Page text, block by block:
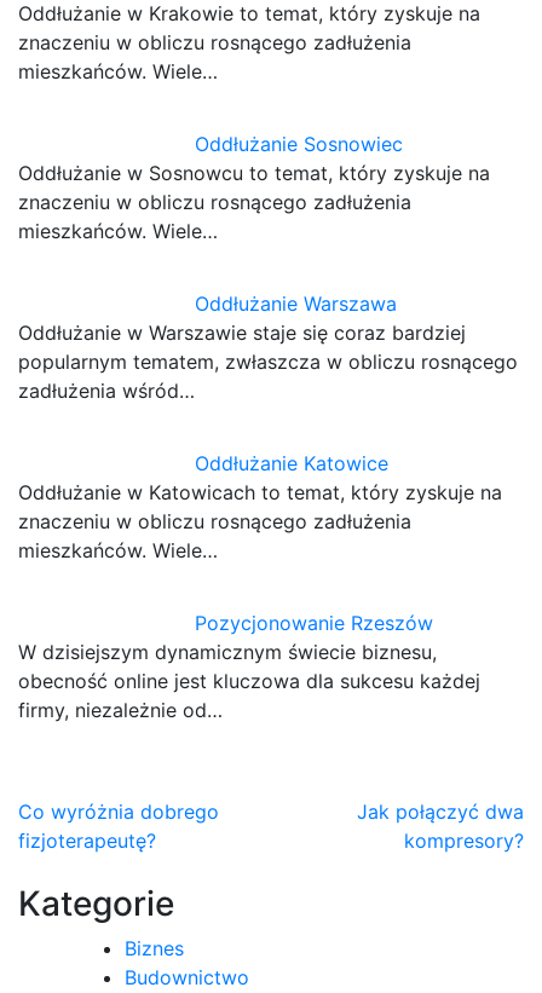
Oddłużanie w Krakowie to temat, który zyskuje na
znaczeniu w obliczu rosnącego zadłużenia
mieszkańców. Wiele…
Oddłużanie Sosnowiec
Oddłużanie w Sosnowcu to temat, który zyskuje na
znaczeniu w obliczu rosnącego zadłużenia
mieszkańców. Wiele…
Oddłużanie Warszawa
Oddłużanie w Warszawie staje się coraz bardziej
popularnym tematem, zwłaszcza w obliczu rosnącego
zadłużenia wśród…
Oddłużanie Katowice
Oddłużanie w Katowicach to temat, który zyskuje na
znaczeniu w obliczu rosnącego zadłużenia
mieszkańców. Wiele…
Pozycjonowanie Rzeszów
W dzisiejszym dynamicznym świecie biznesu,
obecność online jest kluczowa dla sukcesu każdej
firmy, niezależnie od…
Nawigacja
wpisu
Co wyróżnia dobrego
fizjoterapeutę?
Jak połączyć dwa
kompresory?
Kategorie
Biznes
Budownictwo